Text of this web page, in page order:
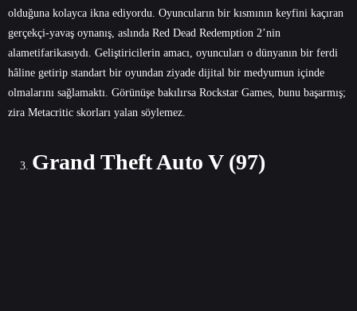
olduğuna kolayca ikna ediyordu. Oyuncuların bir kısmının keyfini kaçıran
gerçekçi-yavaş oynanış, aslında Red Dead Redemption 2’nin
alametifarikasıydı. Geliştiricilerin amacı, oyuncuları o dünyanın bir ferdi
hâline getirip standart bir oyundan ziyade dijital bir medyumun içinde
olmalarını sağlamaktı. Görünüşe bakılırsa Rockstar Games, bunu başarmış;
zira Metacritic skorları yalan söylemez.
Grand Theft Auto V (97)